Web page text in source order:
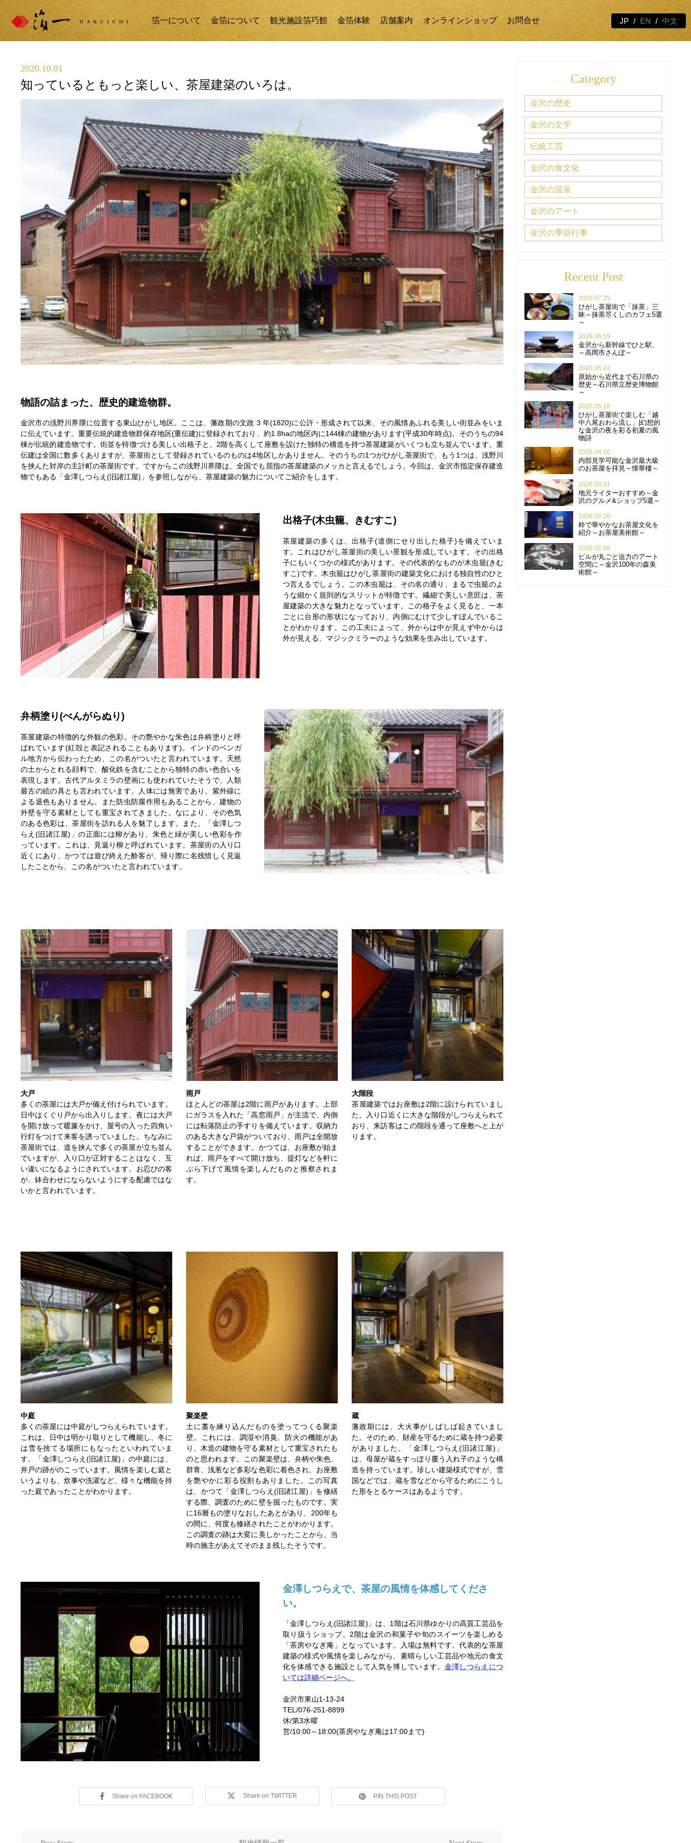
箔一について 金箔について 観光施設箔巧館 金箔体験 店舗案内 オンラインショップ お問合せ JP EN 中文
2020.10.01
知っているともっと楽しい、茶屋建築のいろは。
物語の詰まった、歴史的建造物群。
金沢市の浅野川界隈に位置する東山ひがし地区。ここは、藩政期の文政 3 年(1820)に公許・形成されて以来、その風情あふれる美しい街並みをいま
に伝えています。重要伝統的建造物群保存地区(重伝建)に登録されており、約1.8haの地区内に144棟の建物があります(平成30年時点)。そのうちの94
棟が伝統的建造物です。街並を特徴づける美しい出格子と、2階を高くして座敷を設けた独特の構造を持つ茶屋建築がいくつも立ち並んでいます。重
伝建は全国に数多くありますが、茶屋街として登録されているのものは4地区しかありません。そのうちの1つがひがし茶屋街で、もう1つは、浅野川
を挟んた対岸の主計町の茶屋街です。ですからこの浅野川界隈は、全国でも屈指の茶屋建築のメッカと言えるでしょう。今回は、金沢市指定保存建造
物でもある「金澤しつらえ(旧諸江屋)」を参照しながら、茶屋建築の魅力についてご紹介をします。
出格子(木虫籠、きむすこ)
茶屋建築の多くは、出格子(道側にせり出した格子)を備えていま
す。これはひがし茶屋街の美しい景観を形成しています。その出格
子にもいくつかの様式があります。その代表的なものが木虫籠(きむ
すこ)です。木虫籠はひがし茶屋街の建築文化における独自性のひと
つ言えるでしょう。この木虫籠は、その名の通り、まるで虫籠のよ
うな細かく規則的なスリットが特徴です。繊細で美しい意匠は、茶
屋建築の大きな魅力となっています。この格子をよく見ると、一本
ごとに台形の形状になっており、内側にむけて少しすぼんでいるこ
とがわかります。この工夫によって、外からは中が見えず中からは
外が見える、マジックミラーのような効果を生み出しています。
弁柄塗り(べんがらぬり)
茶屋建築の特徴的な外観の色彩。その艶やかな朱色は弁柄塗りと呼
ばれています(紅殻と表記されることもあります)。インドのベンガ
ル地方から伝わったため、この名がついたと言われています。天然
の土からとれる顔料で、酸化鉄を含むことから独特の赤い色合いを
表現します。古代アルタミラの壁画にも使われていたそうで、人類
最古の絵の具とも言われています。人体には無害であり、紫外線に
よる退色もありません。また防虫防腐作用もあることから、建物の
外壁を守る素材としても重宝されてきました。なにより、その色気
のある色彩は、茶屋街を訪れる人を魅了します。また、「金澤しつ
らえ(旧諸江屋)」の正面には柳があり、朱色と緑が美しい色彩を作
っています。これは、見返り柳と呼ばれています。茶屋街の入り口
近くにあり、かつては遊び終えた酔客が、帰り際に名残惜しく見返
したことから、この名がついたと言われています。
大戸
多くの茶屋には大戸が備え付けられています。
日中はくぐり戸から出入りします。夜には大戸
を開け放って暖簾をかけ、屋号の入った四角い
行灯をつけて来客を誘っていました。ちなみに
茶屋街では、道を挟んで多くの茶屋が立ち並ん
でいますが、入り口が正対することはなく、互
い違いになるようにされています。お忍びの客
が、鉢合わせにならないようにする配慮ではな
いかと言われています。
雨戸
ほとんどの茶屋は2階に雨戸があります。上部
にガラスを入れた「高窓雨戸」が主流で、内側
には転落防止の手すりを備えています。収納力
のある大きな戸袋がついており、雨戸は全開放
することができます。かつては、お座敷が始ま
れば、雨戸をすべて開け放ち、提灯などを軒に
ぶら下げて風情を楽しんだものと推察されま
す。
大階段
茶屋建築ではお座敷は2階に設けられていまし
た。入り口近くに大きな階段がしつらえられて
おり、来訪客はこの階段を通って座敷へと上が
ります。
中庭
多くの茶屋には中庭がしつらえられています。
これは、日中は明かり取りとして機能し、冬に
は雪を捨てる場所にもなったといわれていま
す。「金澤しつらえ(旧諸江屋)」の中庭には、
井戸の跡がのこっています。風情を楽しむ庭と
いうよりも、炊事や洗濯など、様々な機能を持
った庭であったことがわかります。
聚楽壁
土に藁を練り込んだものを塗ってつくる聚楽
壁。これには、調湿や消臭、防火の機能があ
り、木造の建物を守る素材として重宝されたも
のと思われます。この聚楽壁は、弁柄や朱色、
群青、浅葱など多彩な色彩に着色され、お座敷
を艶やかに彩る役割もありました。この写真
は、かつて「金澤しつらえ(旧諸江屋)」を修繕
する際、調査のために壁を掘ったものです。実
に16層もの塗りなおしたあとがあり、200年も
の間に、何度も修繕されたことがわかります。
この調査の跡は大変に美しかったことから、当
時の施主があえてそのまま残したそうです。
蔵
藩政期には、大火事がしばしば起きていまし
た。そのため、財産を守るために蔵を持つ必要
がありました。「金澤しつらえ(旧諸江屋)」
は、母屋が蔵をすっぽり覆う入れ子のような構
造を持っています。珍しい建築様式ですが、雪
国などでは、蔵を雪などから守るためにこうし
た形をとるケースはあるようです。
金澤しつらえで、茶屋の風情を体感してくださ
い。
「金澤しつらえ(旧諸江屋)」は、1階は石川県ゆかりの高質工芸品を
取り扱うショップ、2階は金沢の和菓子や旬のスイーツを楽しめる
「茶房やなぎ庵」となっています。入場は無料です。代表的な茶屋
建築の様式や風情を楽しみながら、素晴らしい工芸品や地元の食文
化を体感できる施設として人気を博しています。 金澤しつらえにつ
いては詳細ページへ。
金沢市東山1-13-24
TEL/076-251-8899
休/第3水曜
営/10:00～18:00(茶房やなぎ庵は17:00まで)
Share on FACEBOOK Share on TWITTER PIN THIS POST
Category
金沢の歴史
金沢の文学
伝統工芸
金沢の食文化
金沢の温泉
金沢のアート
金沢の季節行事
Recent Post
2026.07.25
ひがし茶屋街で「抹茶」三
昧～抹茶尽くしのカフェ5選
～
2026.06.19
金沢から新幹線でひと駅、
～高岡市さんぽ～
2026.05.22
原始から近代まで石川県の
歴史～石川県立歴史博物館
～
2026.05.18
ひがし茶屋街で楽しむ「越
中八尾おわら流し」|幻想的
な金沢の夜を彩る初夏の風
物詩
2026.04.20
内部見学可能な金沢最大級
のお茶屋を拝見～懐華樓～
2026.03.31
地元ライターおすすめ～金
沢のグルメ&ショップ5選～
2026.02.20
粋で華やかなお茶屋文化を
紹介～お茶屋美術館～
2026.02.09
ビルが丸ごと迫力のアート
空間に～金沢100年の森美
術館～